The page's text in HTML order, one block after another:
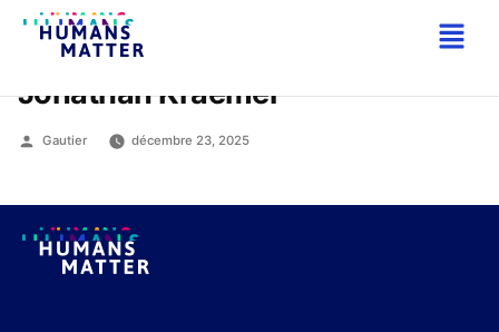
Jonathan Kraemer
Gautier décembre 23, 2025